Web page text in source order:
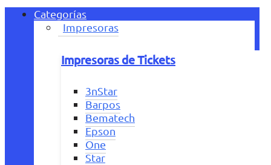
Categorías
Impresoras
Impresoras de Tickets
3nStar
Barpos
Bematech
Epson
One
Star